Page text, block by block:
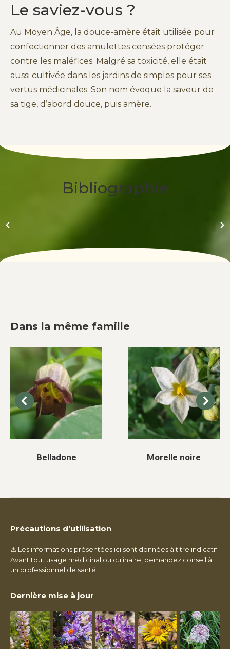
Le saviez-vous ?
Au Moyen Âge, la douce-amère était utilisée pour
confectionner des amulettes censées protéger
contre les maléfices. Malgré sa toxicité, elle était
aussi cultivée dans les jardins de simples pour ses
vertus médicinales. Son nom évoque la saveur de
sa tige, d’abord douce, puis amère.
Bibliographie
Dans la même famille
Belladone Morelle noire
Précautions d’utilisation
⚠️ Les informations présentées ici sont données à titre indicatif.
Avant tout usage médicinal ou culinaire, demandez conseil à
un professionnel de santé
Dernière mise à jour